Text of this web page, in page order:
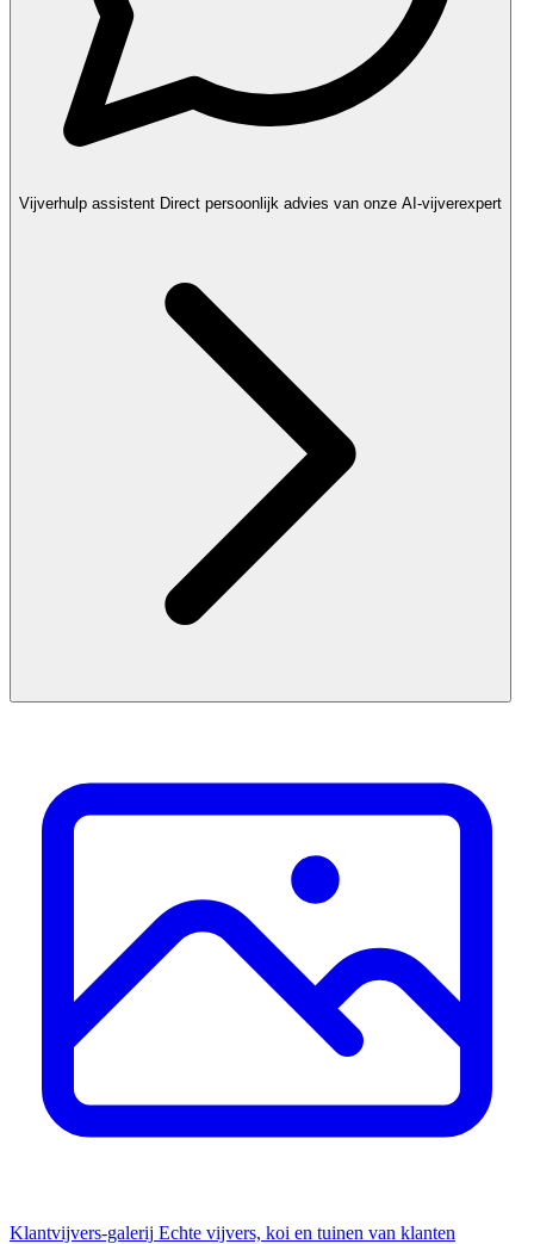
Vijverhulp assistent Direct persoonlijk advies van onze AI-vijverexpert
Klantvijvers-galerij Echte vijvers, koi en tuinen van klanten